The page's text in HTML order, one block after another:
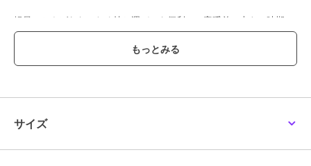
軽量でかさばらないため持ち運びにも便利で、寒暖差の大きい時期に
ぴったり。
さらにフードは出し入れできるため、学校の規則や天候に合わせて調
整できるのも嬉しいポイントです。
春・秋のデイリー使いに最適な、実用性の高い一着です。
サイズ